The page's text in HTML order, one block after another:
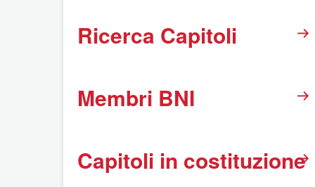
Ricerca Capitoli
Membri BNI
Capitoli in costituzione